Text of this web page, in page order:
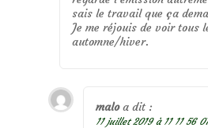
sais le travail que ça
Je me réjouis de voir tous
automne/hiver.
malo a dit :
11 juillet 2019 à 11 11 56